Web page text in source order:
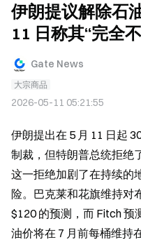
伊朗提议解除石
11 日称其“完全
Gate News
大宗商品
2026-05-11 05:21:55
伊朗提出在 5 月 11 日起
制裁，但特朗普总统拒绝
这一拒绝加剧了在持续的
险。巴克莱和花旗维持对
$120 的预测，而 Fitch 预
油价将在 7 月前每桶维持